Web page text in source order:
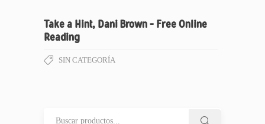
Take a Hint, Dani Brown – Free Online
Reading
SIN CATEGORÍA